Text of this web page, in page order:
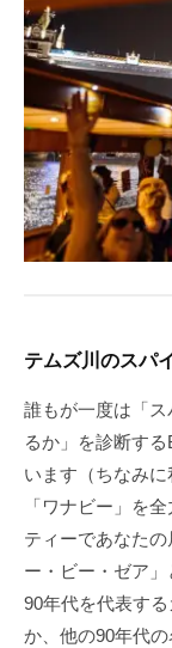
テムズ川のスパ
誰もが一度は「
るか」を診断す
います（ちなみに
「ワナビー」を
ティーであなた
ー・ビー・ゼア」
90年代を代表す
か、他の90年代